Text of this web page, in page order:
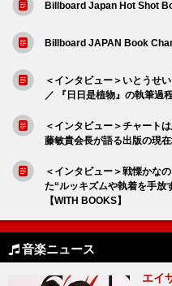
Billboard Japan Hot Shot
Billboard JAPAN Book
＜インタビュー＞いとうせ
／ 『日日是植物』の執筆過
＜インタビュー＞チャート
藤敏貴会長が語る出版の現在
＜インタビュー＞戦慄かな
た“ルッキズムや執着を手
【WITH BOOKS】
音楽ニュース
エイ